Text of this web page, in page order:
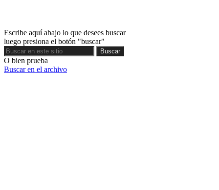
Escribe aquí abajo lo que desees buscar
luego presiona el botón "buscar"
Buscar
Buscar
O bien prueba
Buscar en el archivo